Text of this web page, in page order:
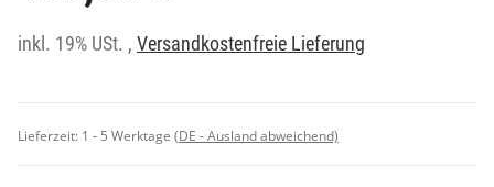
inkl. 19% USt. , Versandkostenfreie Lieferung
Lieferzeit: 1 - 5 Werktage (DE - Ausland abweichend)